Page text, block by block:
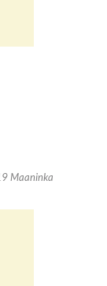
Maaninka